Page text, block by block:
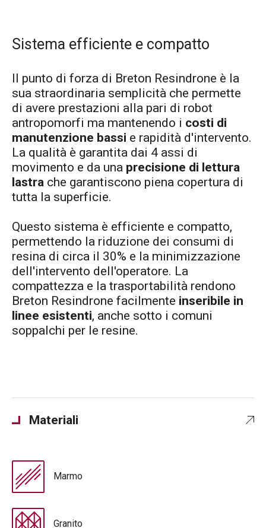
Sistema efficiente e compatto
Il punto di forza di Breton Resindrone è la
sua straordinaria semplicità che permette
di avere prestazioni alla pari di robot
antropomorfi ma mantenendo i costi di
manutenzione bassi e rapidità d'intervento.
La qualità è garantita dai 4 assi di
movimento e da una precisione di lettura
lastra che garantiscono piena copertura di
tutta la superficie.
Questo sistema è efficiente e compatto,
permettendo la riduzione dei consumi di
resina di circa il 30% e la minimizzazione
dell'intervento dell'operatore. La
compattezza e la trasportabilità rendono
Breton Resindrone facilmente inseribile in
linee esistenti, anche sotto i comuni
soppalchi per le resine.
Materiali
Marmo
Granito